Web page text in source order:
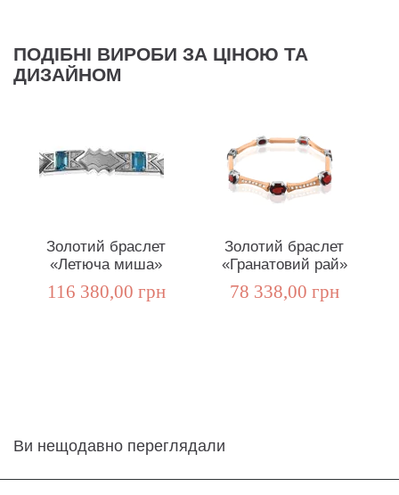
ПОДІБНІ ВИРОБИ ЗА ЦІНОЮ ТА
ДИЗАЙНОМ
Золотий браслет
«Летюча миша»
116 380,00 грн
Золотий браслет
«Гранатовий рай»
78 338,00 грн
Ви нещодавно переглядали